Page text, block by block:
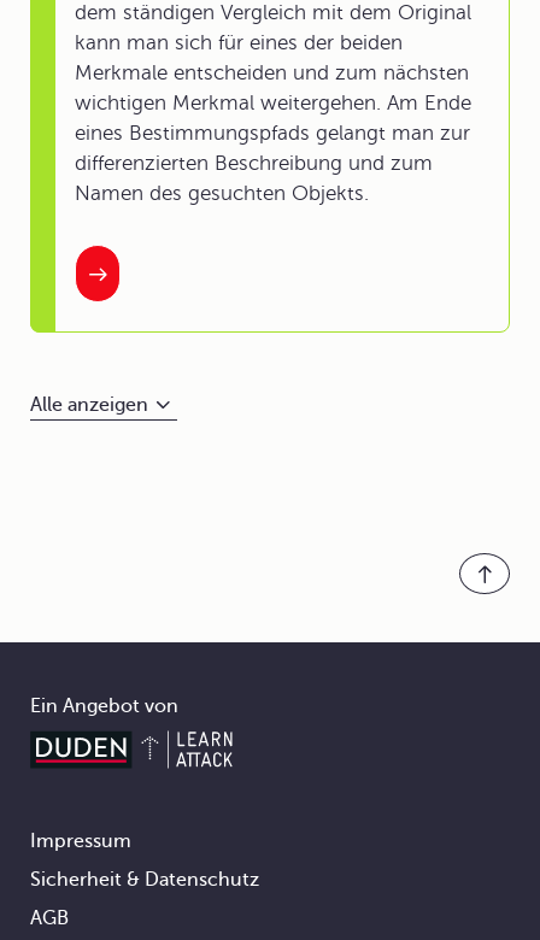
dem ständigen Vergleich mit dem Original
kann man sich für eines der beiden
Merkmale entscheiden und zum nächsten
wichtigen Merkmal weitergehen. Am Ende
eines Bestimmungspfads gelangt man zur
differenzierten Beschreibung und zum
Namen des gesuchten Objekts.
Alle anzeigen
Ein Angebot von
Footer
Impressum
Sicherheit & Datenschutz
AGB